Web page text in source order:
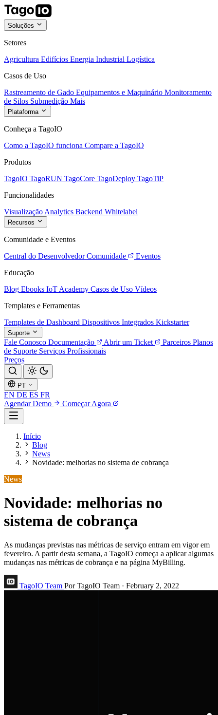
Soluções
Setores
Agricultura Edifícios Energia Industrial Logística
Casos de Uso
Rastreamento de Gado Equipamentos e Maquinário Monitoramento
de Silos Submedição Mais
Plataforma
Conheça a TagoIO
Como a TagoIO funciona Compare a TagoIO
Produtos
TagoIO TagoRUN TagoCore TagoDeploy TagoTiP
Funcionalidades
Visualização Analytics Backend Whitelabel
Recursos
Comunidade e Eventos
Central do Desenvolvedor Comunidade
Eventos
Educação
Blog Ebooks IoT Academy Casos de Uso Vídeos
Templates e Ferramentas
Templates de Dashboard Dispositivos Integrados Kickstarter
Suporte
Fale Conosco Documentação Abrir um Ticket Parceiros Planos
de Suporte Serviços Profissionais
Preços
PT
EN DE ES FR
Agendar Demo
Começar Agora
Início
Blog
News
Novidade: melhorias no sistema de cobrança
News
Novidade: melhorias no
sistema de cobrança
As mudanças previstas nas métricas de serviço entram em vigor em
fevereiro. A partir desta semana, a TagoIO começa a aplicar algumas
mudanças nas métricas de cobrança e na página MyBilling.
TagoIO Team Por TagoIO Team · February 2, 2022